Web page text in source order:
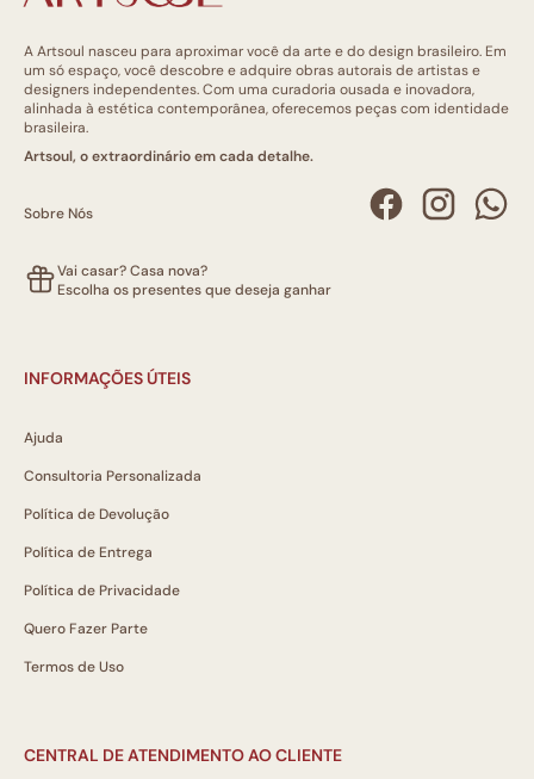
A Artsoul nasceu para aproximar você da arte e do design brasileiro. Em
um só espaço, você descobre e adquire obras autorais de artistas e
designers independentes. Com uma curadoria ousada e inovadora,
alinhada à estética contemporânea, oferecemos peças com identidade
brasileira.
Artsoul, o extraordinário em cada detalhe.
Sobre Nós
Vai casar? Casa nova?
Escolha os presentes que deseja ganhar
INFORMAÇÕES ÚTEIS
Ajuda
Consultoria Personalizada
Política de Devolução
Política de Entrega
Política de Privacidade
Quero Fazer Parte
Termos de Uso
CENTRAL DE ATENDIMENTO AO CLIENTE